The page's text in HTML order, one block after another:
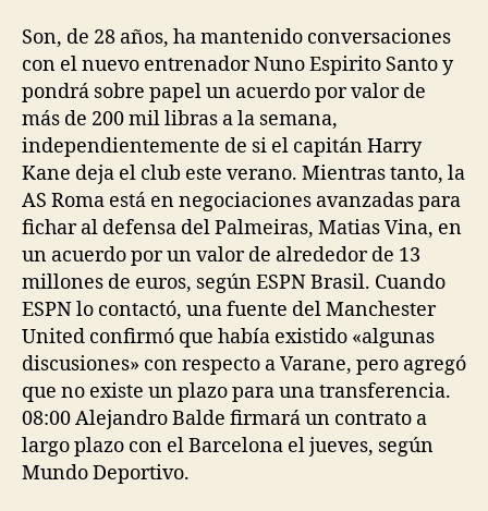
Son, de 28 años, ha mantenido conversaciones
con el nuevo entrenador Nuno Espirito Santo y
pondrá sobre papel un acuerdo por valor de
más de 200 mil libras a la semana,
independientemente de si el capitán Harry
Kane deja el club este verano. Mientras tanto, la
AS Roma está en negociaciones avanzadas para
fichar al defensa del Palmeiras, Matias Vina, en
un acuerdo por un valor de alrededor de 13
millones de euros, según ESPN Brasil. Cuando
ESPN lo contactó, una fuente del Manchester
United confirmó que había existido «algunas
discusiones» con respecto a Varane, pero agregó
que no existe un plazo para una transferencia.
08:00 Alejandro Balde firmará un contrato a
largo plazo con el Barcelona el jueves, según
Mundo Deportivo.